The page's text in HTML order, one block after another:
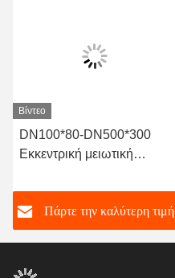
Βίντεο
DN100*80-DN500*300
Εκκεντρική μειωτική
εύρος θερμοκρασίας -15-
80 C Ειδική -30- 150 C
Πάρτε την καλύτερη τιμή